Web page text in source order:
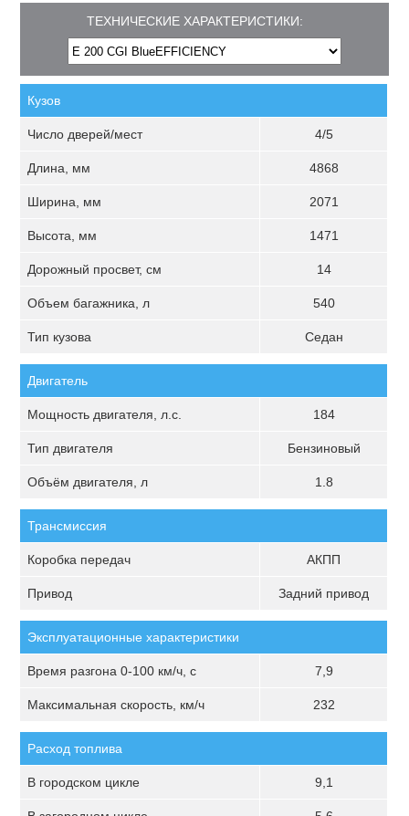
ТЕХНИЧЕСКИЕ ХАРАКТЕРИСТИКИ:
Кузов
Число дверей/мест 4/5
Длина, мм 4868
Ширина, мм 2071
Высота, мм 1471
Дорожный просвет, см 14
Объем багажника, л 540
Тип кузова Седан
Двигатель
Мощность двигателя, л.с. 184
Тип двигателя Бензиновый
Объём двигателя, л 1.8
Трансмиссия
Коробка передач АКПП
Привод Задний привод
Эксплуатационные характеристики
Время разгона 0-100 км/ч, с 7,9
Максимальная скорость, км/ч 232
Расход топлива
В городском цикле 9,1